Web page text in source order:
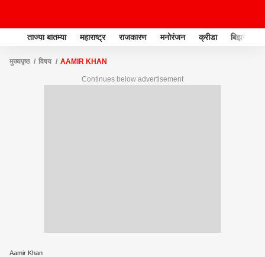
ताज्या बातम्या महाराष्ट्र राजकारण मनोरंजन क्रीडा बिझनेस
मुख्यपृष्ठ विषय AAMIR KHAN
Continues below advertisement
Aamir Khan